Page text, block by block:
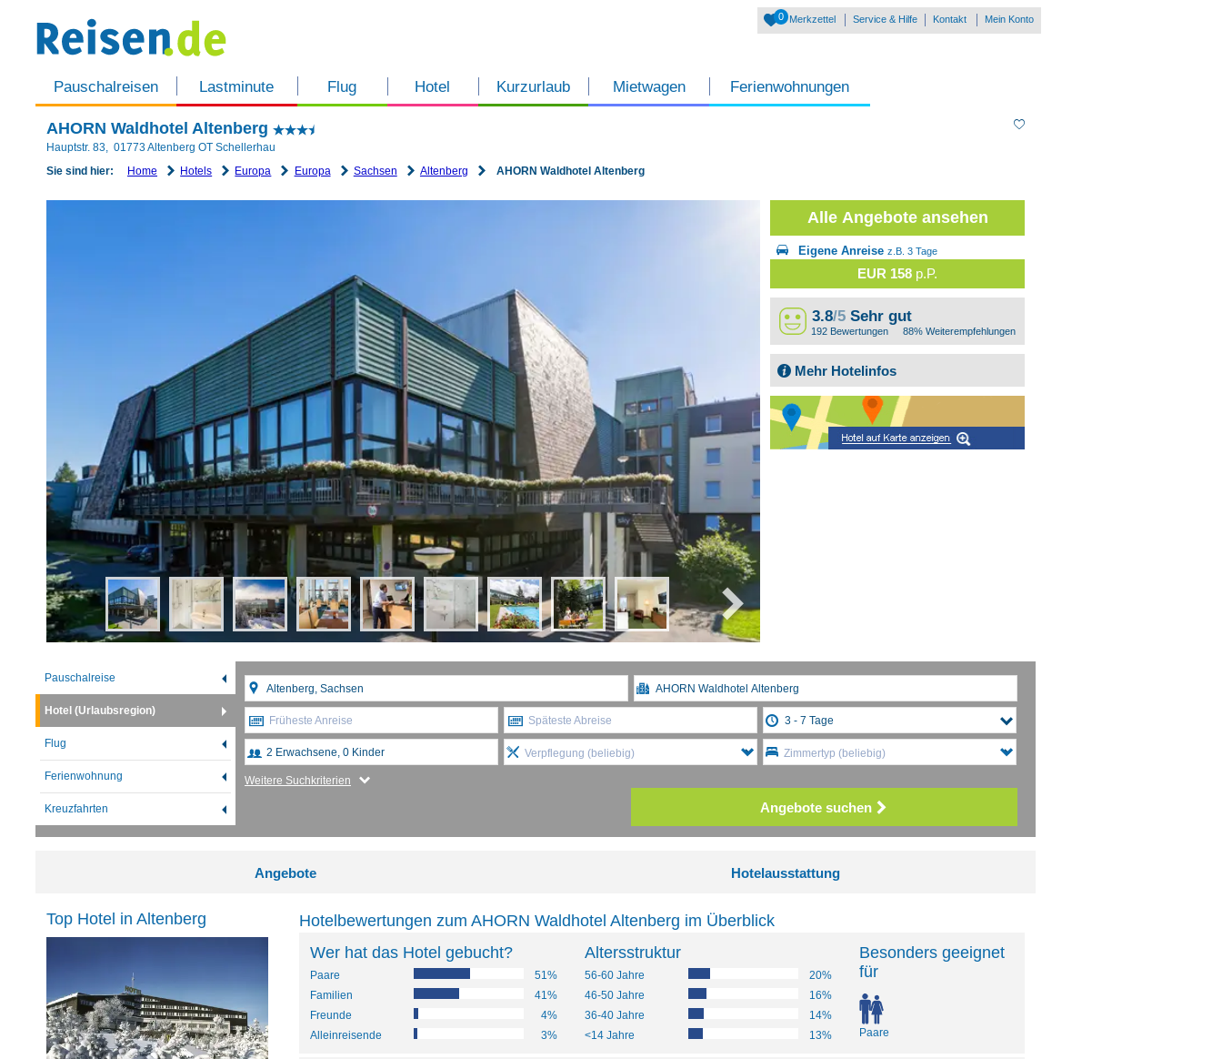
Pauschalreisen Lastminute Flug Hotel Kurzurlaub Mietwagen Ferienwohnungen
0 Merkzettel Service & Hilfe Kontakt Mein Konto
AHORN Waldhotel Altenberg
Hauptstr. 83, 01773 Altenberg OT Schellerhau
Sie sind hier:
Home Hotels Europa Europa Sachsen Altenberg AHORN Waldhotel Altenberg
Alle Angebote ansehen
Eigene Anreise z.B. 3 Tage
EUR 158 p.P.
3.8/5 Sehr gut
192 Bewertungen 88% Weiterempfehlungen
Mehr Hotelinfos
Pauschalreise
Hotel (Urlaubsregion)
Flug
Ferienwohnung
Kreuzfahrten
Früheste Anreise Späteste Abreise
Verpflegung (beliebig) Zimmertyp (beliebig)
Weitere Suchkriterien
Angebote suchen
Angebote Hotelausstattung
Hotelbewertungen zum AHORN Waldhotel Altenberg im Überblick
Wer hat das Hotel gebucht?
Paare
51%
Familien
41%
Freunde
4%
Alleinreisende
3%
Altersstruktur
56-60 Jahre
20%
46-50 Jahre
16%
36-40 Jahre
14%
<14 Jahre
13%
Besonders geeignet
für
Paare
Top Hotel in Altenberg